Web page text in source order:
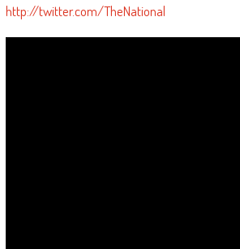
http://twitter.com/TheNational